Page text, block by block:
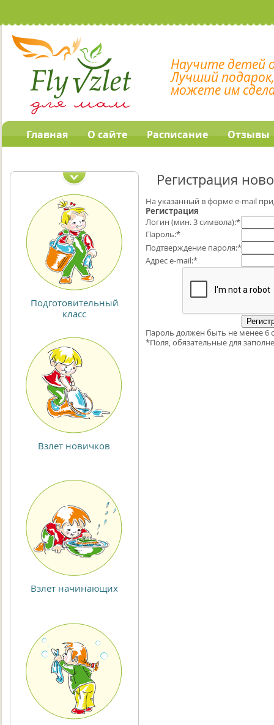
Научите детей
Лучший
можете им
Главная О сайте Расписание Отзывы
программы
Подготовительный
класс
Взлет новичков
Взлет начинающих
Регистрация
На указанный в форме e-mail
Регистрация
Логин (мин. 3 символа):*
Пароль:*
Подтверждение пароля:*
Адрес e-mail:*
Пароль должен быть не менее 6
*Поля, обязательные для